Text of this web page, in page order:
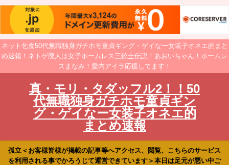
ネット乞食50代無職独身ガチホモ童貞ギング・ゲイなー女装子オネエ的まと
め速報！ネトゲ廃人は女子ホームレス三銃士伝説！あおいちゃん！ホームレ
スまなみ！愛内アイラ応援してます！
真・モリ・タダッフル2！！50
代無職独身ガチホモ童貞ギン
グ・ゲイなー女装子オネエ的
まとめ速報
孤立＜お客様皆様が掲載の記事等へアクセス、閲覧、こちらのサービス
を利用される事でかろうじて運営できています＞本日は足元が悪い中ご